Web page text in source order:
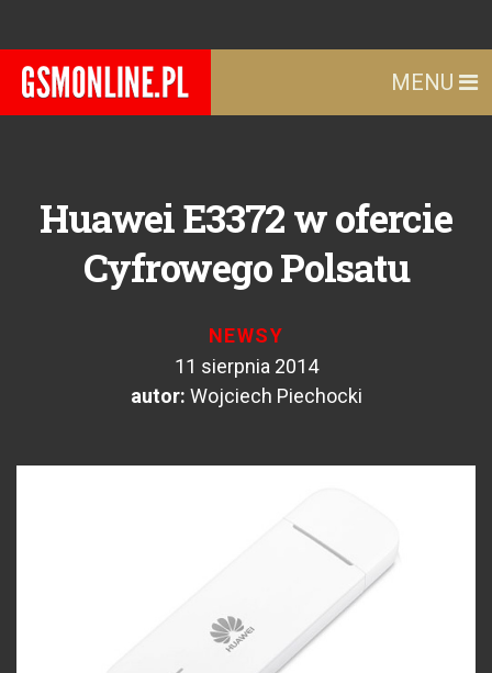
MENU
Huawei E3372 w ofercie
Cyfrowego Polsatu
NEWSY
11 sierpnia 2014
autor: Wojciech Piechocki